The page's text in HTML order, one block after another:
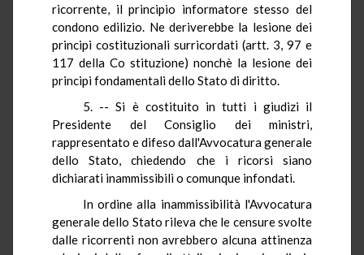
ricorrente, il principio informatore stesso del
condono edilizio. Ne deriverebbe la lesione dei
principi costituzionali surricordati (artt. 3, 97 e
117 della Co stituzione) nonchè la lesione dei
principi fondamentali dello Stato di diritto.
5. -- Si è costituito in tutti i giudizi il
Presidente del Consiglio dei ministri,
rappresentato e difeso dall'Avvocatura generale
dello Stato, chiedendo che i ricorsi siano
dichiarati inammissibili o comunque infondati.
In ordine alla inammissibilità l'Avvocatura
generale dello Stato rileva che le censure svolte
dalle ricorrenti non avrebbero alcuna attinenza